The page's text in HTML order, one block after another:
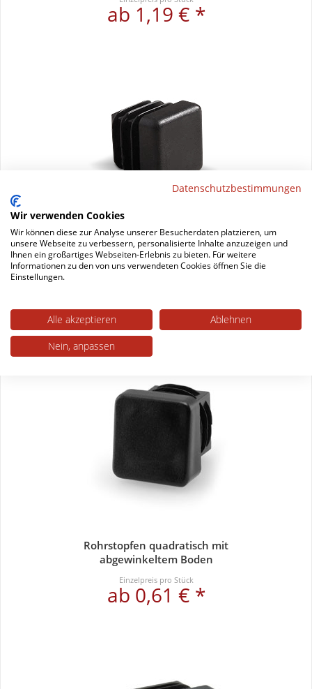
ab 1,19 € *
Rohrstopfen quadratisch mit geradem
ab 0,61 € *
Rohrstopfen quadratisch mit
abgewinkeltem Boden
Einzelpreis pro Stück
ab 0,61 € *
Datenschutzbestimmungen
Wir verwenden Cookies
Wir können diese zur Analyse unserer Besucherdaten platzieren, um
unsere Webseite zu verbessern, personalisierte Inhalte anzuzeigen und
Ihnen ein großartiges Webseiten-Erlebnis zu bieten. Für weitere
Informationen zu den von uns verwendeten Cookies öffnen Sie die
Einstellungen.
Alle akzeptieren
Ablehnen
Nein, anpassen